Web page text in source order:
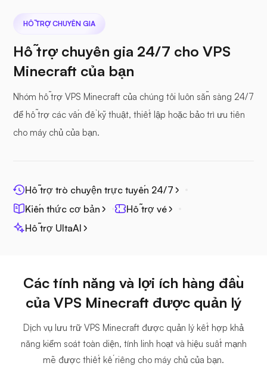
Hồ sơ biển
HỖ TRỢ CHUYÊN GIA
Hỗ trợ chuyên gia 24/7 cho VPS
Minecraft của bạn
Nhóm hỗ trợ VPS Minecraft của chúng tôi luôn sẵn sàng 24/7
để hỗ trợ các vấn đề kỹ thuật, thiết lập hoặc bảo trì ưu tiên
cho máy chủ của bạn.
Hỗ trợ trò chuyện trực tuyến 24/7
Kiến thức cơ bản
Hỗ trợ vé
Hỗ trợ UltaAI
Các tính năng và lợi ích hàng đầu
của VPS Minecraft được quản lý
Dịch vụ lưu trữ VPS Minecraft được quản lý kết hợp khả
năng kiểm soát toàn diện, tính linh hoạt và hiệu suất mạnh
mẽ được thiết kế riêng cho máy chủ của bạn.